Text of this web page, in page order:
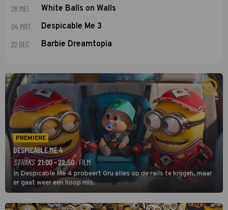
28 MEI White Balls on Walls
04 MRT Despicable Me 3
22 DEC Barbie Dreamtopia
PREMIERE
DESPICABLE ME 4
STRAKS 21:00 - 22:50· FILM
In Despicable Me 4 probeert Gru alles op de rails te krijgen, maar
er gaat weer een hoop mis.